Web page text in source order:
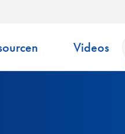
Videos